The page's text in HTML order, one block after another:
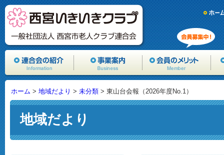
ホーム > 地域だより > 未分類 > 東山台会報（2026年度No.1）
地域だより